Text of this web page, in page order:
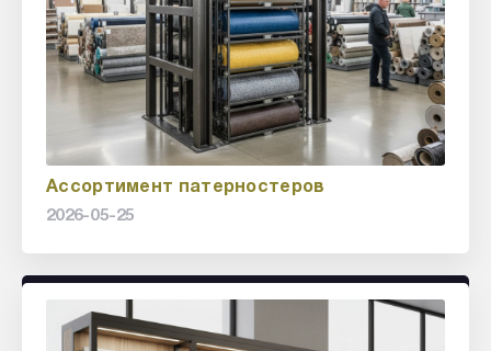
Ассортимент патерностеров
2026-05-25